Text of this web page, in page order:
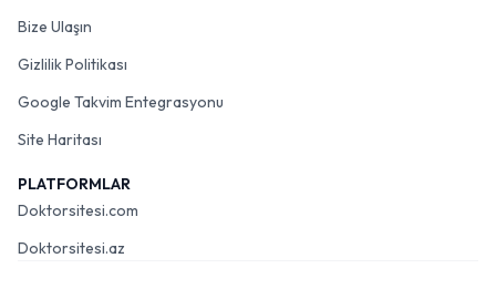
Bize Ulaşın
Gizlilik Politikası
Google Takvim Entegrasyonu
Site Haritası
PLATFORMLAR
Doktorsitesi.com
Doktorsitesi.az